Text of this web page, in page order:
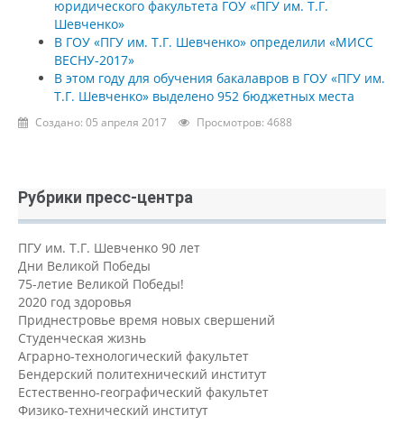
юридического факультета ГОУ «ПГУ им. Т.Г.
Шевченко»
В ГОУ «ПГУ им. Т.Г. Шевченко» определили «МИСС
ВЕСНУ-2017»
В этом году для обучения бакалавров в ГОУ «ПГУ им.
Т.Г. Шевченко» выделено 952 бюджетных места
Создано: 05 апреля 2017 Просмотров: 4688
Рубрики пресс-центра
ПГУ им. Т.Г. Шевченко 90 лет
Дни Великой Победы
75-летие Великой Победы!
2020 год здоровья
Приднестровье время новых свершений
Студенческая жизнь
Аграрно-технологический факультет
Бендерский политехнический институт
Естественно-географический факультет
Физико-технический институт